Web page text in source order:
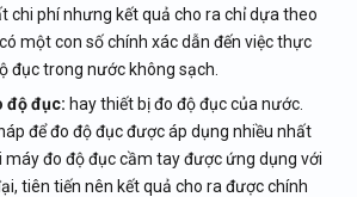
chi phí nhưng kết quả cho ra chỉ dựa theo
một con số chính xác dẫn đến việc thực
đục trong nước không sạch.
độ đục: hay thiết bị đo độ đục của nước.
để đo độ đục được áp dụng nhiều nhất
máy đo độ đục cầm tay được ứng dụng với
tiên tiến nên kết quả cho ra được chính